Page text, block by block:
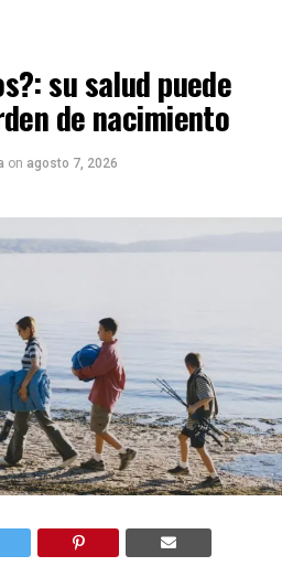
su salud puede
de nacimiento
on agosto 7, 2026